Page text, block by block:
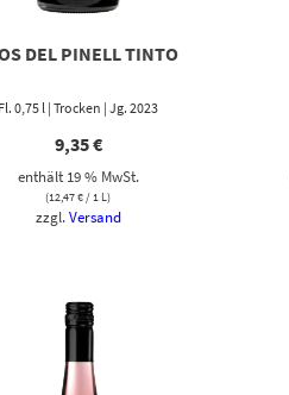
DEL PINELL TINTO
Fl. 0,75 l | Trocken | Jg. 2023
9,35€
enthält 19 % MwSt.
(12,47€/ 1 L)
zzgl.Versand